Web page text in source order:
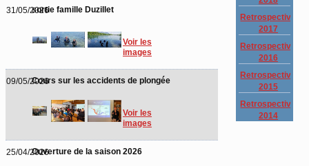
31/05/2026sortie famille Duzillet
Voir les
images
09/05/2026Cours sur les accidents de plongée
Voir les
images
25/04/2026Ouverture de la saison 2026
Retrospective
2017
Retrospective
2016
Retrospective
2015
Retrospective
2014